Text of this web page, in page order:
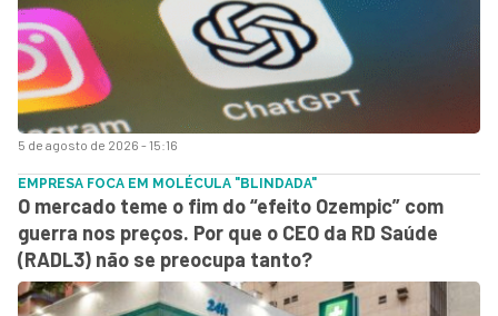
5 de agosto de 2026 - 15:16
EMPRESA FOCA EM MOLÉCULA "BLINDADA"
O mercado teme o fim do “efeito Ozempic” com
guerra nos preços. Por que o CEO da RD Saúde
(RADL3) não se preocupa tanto?